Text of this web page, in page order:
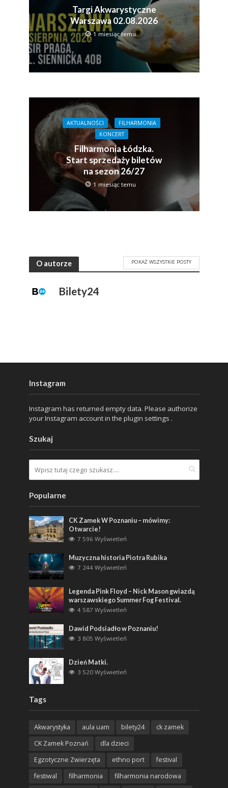
Targi Akwarystyczne
Warszawa 02.08.2026
1 miesiąc temu
AKTUALNOŚCI
FILHARMONIA
KONCERT
Filharmonia Łódzka.
Start sprzedaży biletów
na sezon 26/27
1 miesiąc temu
O autorze POKAŻ WSZYSTKIE POSTY
Bilety24
Instagram
Instagram has returned empty data. Please authorize
your Instagram account in the plugin settings .
Szukaj
Popularne
CK Zamek W Poznaniu – mówimy:
Otwarcie!
7 596 Wyświetleń
Muzyczna historia Piotra Rubika
7 244 Wyświetleń
Legenda Pink Floyd – Nick Mason gwiazdą
warszawskiego Summer Fog Festival.
4 587 Wyświetleń
Dawid Podsiadło w Poznaniu!
3 805 Wyświetleń
Dzień Matki.
3 520 Wyświetleń
Tags
Akwarystyka aula uam bilety24
ck zamek
CK Zamek Poznań
dla dzieci
Egzotyczne Zwierzęta
ethno port
festival
festiwal
filharmonia filharmonia narodowa